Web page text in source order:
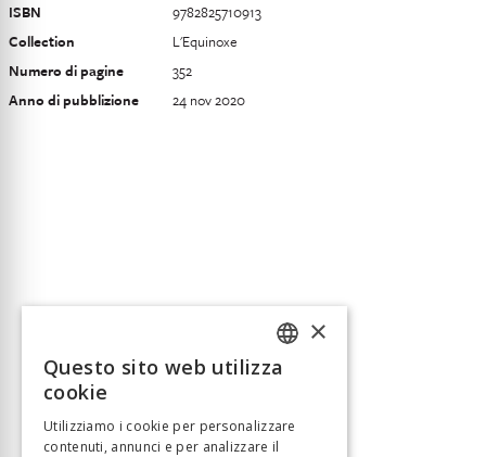
ISBN
9782825710913
Collection
L'Equinoxe
Numero di pagine
352
Anno di pubblizione
24 nov 2020
FRENCH
×
Questo sito web utilizza
cookie
Utilizziamo i cookie per personalizzare
contenuti, annunci e per analizzare il